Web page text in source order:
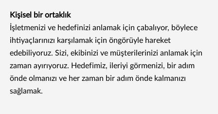
Kişisel bir ortaklık
İşletmenizi ve hedefinizi anlamak için çabalıyor, böylece
ihtiyaçlarınızı karşılamak için öngörüyle hareket
edebiliyoruz. Sizi, ekibinizi ve müşterilerinizi anlamak için
zaman ayırıyoruz. Hedefimiz, ileriyi görmenizi, bir adım
önde olmanızı ve her zaman bir adım önde kalmanızı
sağlamak.